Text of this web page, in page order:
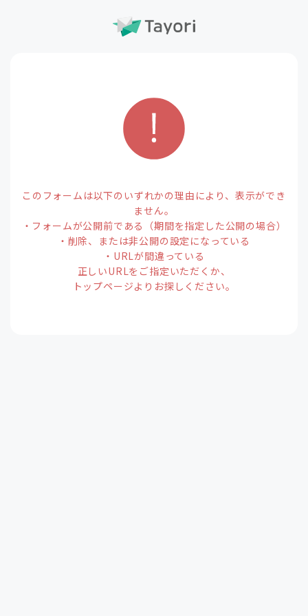
このフォームは以下のいずれかの理由により、表示ができ
ません。
・フォームが公開前である（期間を指定した公開の場合）
・削除、または非公開の設定になっている
・URLが間違っている
正しいURLをご指定いただくか、
トップページよりお探しください。